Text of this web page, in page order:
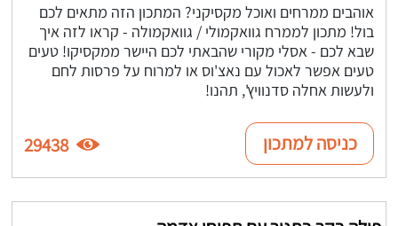
אוהבים ממרחים ואוכל מקסיקני? המתכון הזה מתאים לכם
בול! מתכון לממרח גוואקמולי / גוואקמולה - קראו לזה איך
שבא לכם - אסלי מקורי שהבאתי לכם היישר ממקסיקו! טעים
טעים אפשר לאכול עם נאצ'וס או למרוח על פרסות לחם
ולעשות אחלה סדנוויץ', תהנו!
כניסה למתכון 29438